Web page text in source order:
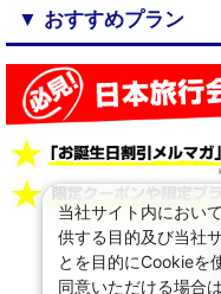
▼ おすすめプラン
当社サイト内におい
供する目的及び当社
とを目的にCookieを
同意いただける場合